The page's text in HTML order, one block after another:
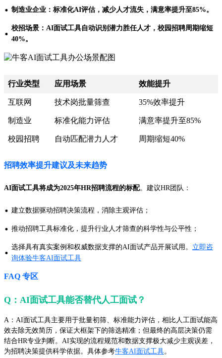
· 制造业企业：标准化AI评估，减少人才流失，满意率提升至85%。
· 校招场景：AI面试工具自动识别潜力胜任人才，校园招聘周期缩短
40%。
行业类型 应用场景 效能提升
互联网 技术岗批量筛查 35%效率提升
制造业 标准化能力评估 满意率提升至85%
校园招聘 自动匹配潜力人才 周期缩短40%
招聘效率提升建议及未来趋势
AI面试工具将成为2025年HR招聘流程的标配。建议HR团队：
· 建立数据驱动招聘决策流程，消除主观评估；
· 推动招聘工具标准化，提升行业人才筛查的科学性与公平性；
· 选择具有真实案例和权威数据支撑的AI面试产品开展试用。 立即咨
询体验牛客AI面试工具
FAQ 专区
Q：AI面试工具能否替代人工面试？
A：AI面试工具主要用于批量初筛、标准能力评估，相比人工面试能高
效去除无效简历，保证大框架下的筛选精准；但最终的高层决策仍需
结合HR专业判断。AI实现的流程规范和数据支撑极大减少主观误差，
为招聘决策提供科学依据。具体参考牛客AI面试工具。